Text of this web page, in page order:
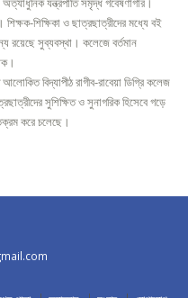
শিক্ষিকা ও ছাত্রছাত্রীদের মধ্যে বই
রয়েছে সুব্যবস্থা। কলেজে বর্তমান
বিদ্যাপীঠ রাগীব-রাবেয়া ডিগ্রি কলেজ
সুশিক্ষিত ও সুনাগরিক হিসেবে গড়ে
করে চলেছে।